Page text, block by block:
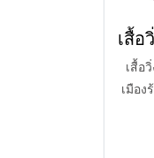
เสื้อ
เมือง